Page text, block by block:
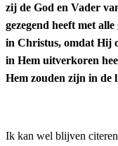
zij de God en Vader
gezegend heeft met alle
in Christus, omdat Hij
in Hem uitverkoren
Hem zouden zijn in de
Ik kan wel blijven